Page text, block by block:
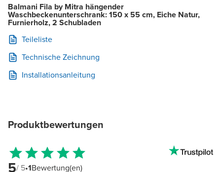
Balmani Fila by Mitra hängender
Waschbeckenunterschrank: 150 x 55 cm, Eiche Natur,
Furnierholz, 2 Schubladen
Teileliste
Technische Zeichnung
Installationsanleitung
Produktbewertungen
5/ 5•1Bewertung(en)